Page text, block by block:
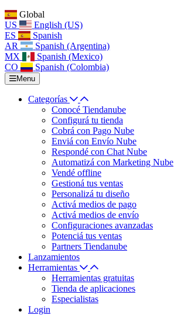
Global
US
English (US)
ES
Spanish
AR
Spanish (Argentina)
MX
Spanish (Mexico)
CO
Spanish (Colombia)
Menu
Categorías
Conocé Tiendanube
Configurá tu tienda
Cobrá con Pago Nube
Enviá con Envío Nube
Respondé con Chat Nube
Automatizá con Marketing Nube
Vendé offline
Gestioná tus ventas
Personalizá tu diseño
Activá medios de pago
Activá medios de envío
Configuraciones avanzadas
Potenciá tus ventas
Partners Tiendanube
Lanzamientos
Herramientas
Herramientas gratuitas
Tienda de aplicaciones
Especialistas
Login